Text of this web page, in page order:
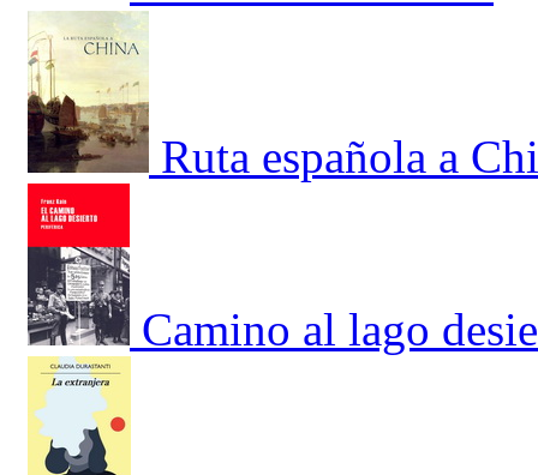
Ruta española a
Camino al lago